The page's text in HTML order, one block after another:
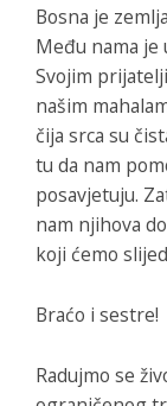
Bosna je
Među nama je
Svojim
našim
čija srca su
tu da nam
posavjetuju.
nam njihova
koji ćemo
Braćo i sestre!
Radujmo se